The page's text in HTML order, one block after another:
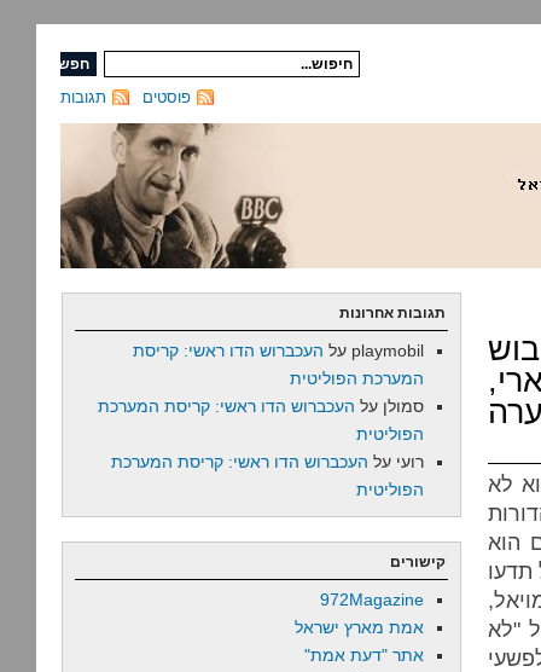
תגובות פוסטים
לא
הוא
תדעו
"לא
תגובות אחרונות
playmobil על העכברוש הדו ראשי: קריסת
המערכת הפוליטית
סמולן על העכברוש הדו ראשי: קריסת המערכת
הפוליטית
רועי על העכברוש הדו ראשי: קריסת המערכת
הפוליטית
קישורים
972Magazine
אמת מארץ ישראל
אתר "דעת אמת"